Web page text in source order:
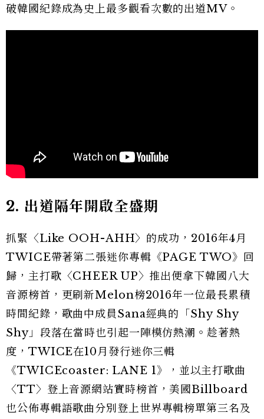
破韓國紀錄成為史上最多觀看次數的出道MV。
2. 出道隔年開啟全盛期
抓緊〈Like OOH-AHH〉的成功，2016年4月
TWICE帶著第二張迷你專輯《PAGE TWO》回
歸，主打歌〈CHEER UP〉推出便拿下韓國八大
音源榜首，更刷新Melon榜2016年一位最長累積
時間紀錄，歌曲中成員Sana經典的「Shy Shy
Shy」段落在當時也引起一陣模仿熱潮 。趁著熱
度，TWICE在10月發行迷你三輯
《TWICEcoaster: LANE 1》，並以主打歌曲
〈TT〉登上音源網站實時榜首，美國Billboard
也公佈專輯語歌曲分別登上世界專輯榜單第三名及